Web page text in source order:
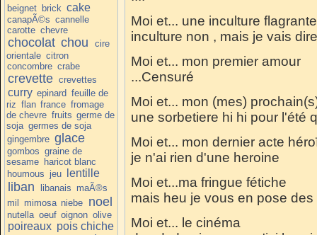
beignet brick cake
canapÃ©s cannelle
carotte chevre
chocolat chou
cire
orientale citron
concombre crabe
crevette crevettes
curry epinard feuille de
riz flan france fromage
de chevre fruits germe de
soja germes de soja
gingembre glace
gombos graine de
sesame haricot blanc
houmous jeu lentille
liban libanais maÃ®s
mil mimosa niebe noel
nutella oeuf oignon olive
poireaux pois chiche
Moi et... une inculture flagrante
inculture non , mais je vais
Moi et... mon premier amour
...Censuré
Moi et... mon (mes)
une sorbetiere hi hi pour l'été
Moi et... mon dernier acte
je n'ai rien d'une heroine
Moi et...ma fringue fétiche
mais heu je vous en pose
Moi et... le cinéma